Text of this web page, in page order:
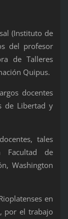
(Instituto de
del profesor
de Talleres
Quipus.
docentes
de Libertad y
tales
de
Washington
en
por el trabajo